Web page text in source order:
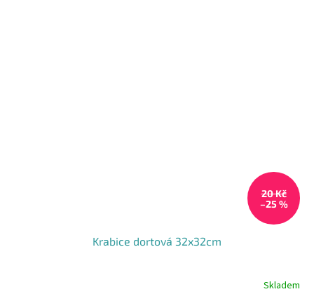
20 Kč
–25 %
Krabice dortová 32x32cm
Skladem